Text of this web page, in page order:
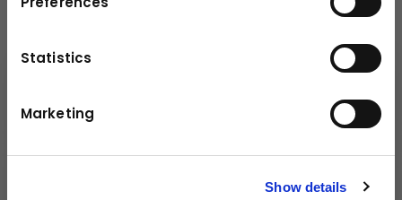
Statistics
Marketing
Show details